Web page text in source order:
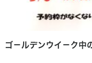
ゴ－ルデンウイ－ク中